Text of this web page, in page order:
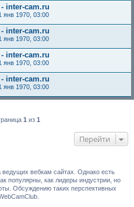
inter-cam.ru
янв 1970, 03:00
inter-cam.ru
янв 1970, 03:00
inter-cam.ru
янв 1970, 03:00
inter-cam.ru
янв 1970, 03:00
1 из 1
Перейти
ведущих вебкам сайтах. Однако есть
популярны, как лидеры индустрии, но
Обсуждению таких перспективных